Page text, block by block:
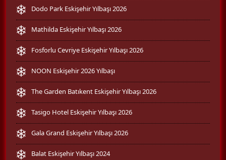
Dodo Park Eskişehir Yılbaşı 2026
Mathilda Eskişehir Yılbaşı 2026
Fosforlu Cevriye Eskişehir Yılbaşı 2026
NOON Eskişehir 2026 Yılbaşı
The Garden Batıkent Eskişehir Yılbaşı 2026
Tasigo Hotel Eskişehir Yılbaşı 2026
Gala Grand Eskişehir Yılbaşı 2026
Balat Eskişehir Yılbaşı 2024